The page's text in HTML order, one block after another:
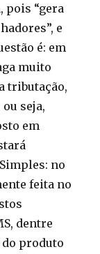
pois “gera
e
é: em
muito
tributação,
seja,
em
no
feita no
dentre
produto